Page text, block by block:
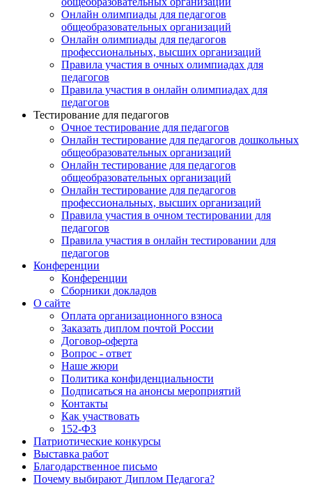
Онлайн олимпиады для педагогов
общеобразовательных организаций
Онлайн олимпиады для педагогов
профессиональных, высших организаций
Правила участия в очных олимпиадах для
педагогов
Правила участия в онлайн олимпиадах для
педагогов
Тестирование для педагогов
Очное тестирование для педагогов
Онлайн тестирование для педагогов дошкольных
общеобразовательных организаций
Онлайн тестирование для педагогов
общеобразовательных организаций
Онлайн тестирование для педагогов
профессиональных, высших организаций
Правила участия в очном тестировании для
педагогов
Правила участия в онлайн тестировании для
педагогов
Конференции
Конференции
Сборники докладов
О сайте
Оплата организационного взноса
Заказать диплом почтой России
Договор-оферта
Вопрос - ответ
Наше жюри
Политика конфиденциальности
Подписаться на анонсы мероприятий
Контакты
Как участвовать
152-ФЗ
Патриотические конкурсы
Выставка работ
Благодарственное письмо
Почему выбирают Диплом Педагога?